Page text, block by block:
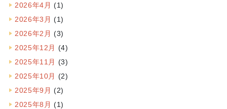
2026年4月 (1)
2026年3月 (1)
2026年2月 (3)
2025年12月 (4)
2025年11月 (3)
2025年10月 (2)
2025年9月 (2)
2025年8月 (1)